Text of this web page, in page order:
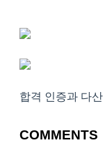
합격 인증과 다
COMMENTS